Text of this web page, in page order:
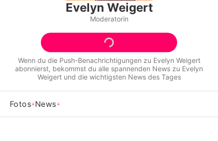
Alle Themen auf Promiflash
Jobs
App runterladen
Team
Impressum
Evelyn Weigert
Moderatorin
Wenn du die Push-Benachrichtigungen zu Evelyn Weigert
abonnierst, bekommst du alle spannenden News zu Evelyn
Weigertund die wichtigsten News des Tages
Fotos News